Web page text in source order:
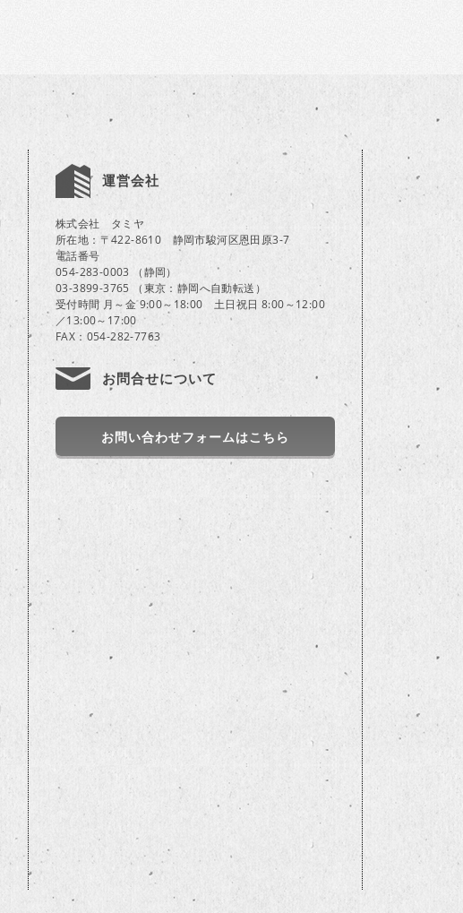
運営会社
株式会社 タミヤ
所在地：〒422-8610 静岡市駿河区恩田原3-7
電話番号
054-283-0003 （静岡）
03-3899-3765 （東京：静岡へ自動転送）
受付時間 月～金 9:00～18:00 土日祝日 8:00～12:00
／13:00～17:00
FAX：054-282-7763
お問合せについて
お問い合わせフォームはこちら